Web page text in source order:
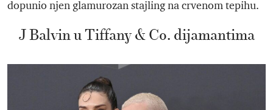
dopunio njen glamurozan stajling na crvenom tepihu.
J Balvin u Tiffany & Co. dijamantima